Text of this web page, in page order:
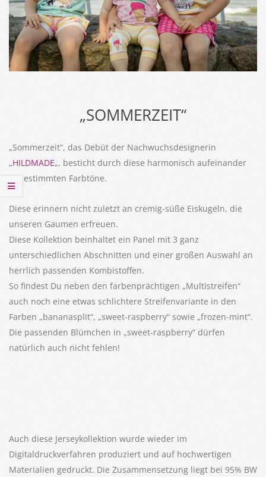
„SOMMERZEIT“
„Sommerzeit“, das Debüt der Nachwuchsdesignerin
„HILDMADE„, besticht durch diese harmonisch aufeinander
abgestimmten Farbtöne.
Diese erinnern nicht zuletzt an cremig-süße Eiskugeln, die
unseren Gaumen erfreuen.
Diese Kollektion beinhaltet ein Panel mit 3 ganz
unterschiedlichen Abschnitten und einer großen Auswahl an
herrlich passenden Kombistoffen.
So findest Du neben den farbenprächtigen „Multistreifen“
auch noch eine etwas schlichtere Streifenvariante in den
Farben „bananasplit“, „sweet-raspberry“ sowie „frozen-mint“.
Die passenden Blümchen in „sweet-raspberry“ dürfen
natürlich auch nicht fehlen!
Auch diese Jerseykollektion wurde wieder im
Digitaldruckverfahren produziert und auf hochwertigen
Materialien gedruckt. Die Zusammensetzung liegt bei 95% BW